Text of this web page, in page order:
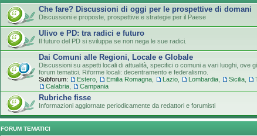
Che fare? Discussioni di oggi per le prospettive di domani
Discussioni e proposte, prospettive e strategie per il Paese
Ulivo e PD: tra radici e futuro
Il futuro del PD si sviluppa se non nega le sue radici.
Dai Comuni alle Regioni, Locale e Globale
Discussioni su aspetti locali di attualità, specifici o comuni a vari luoghi, ove
forum tematici. Riforme locali: decentramento e federalismo.
Subforum:
Estero Emilia Romagna Lazio Lombardia Sicilia
Calabria
Campania
Rubriche fisse
Informazioni aggiornate periodicamente da redattori e forumisti
FORUM TEMATICI